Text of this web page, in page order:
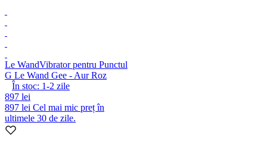
Le WandVibrator pentru Punctul
G Le Wand Gee - Aur Roz
În stoc: 1-2 zile
897 lei
897 lei Cel mai mic preț în
ultimele 30 de zile.